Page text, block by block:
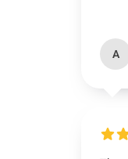
A